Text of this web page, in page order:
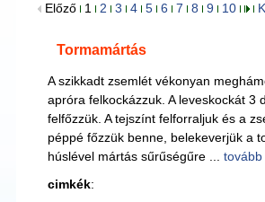
Előző
1 2 3 4 5 6 7 8 9 10
Tormamártás
A szikkadt zsemlét vékonyan
apróra felkockázzuk. A leveskockát 3
felfőzzük. A tejszínt felforraljuk és a
péppé főzzük benne, belekeverjük a
húslével mártás sűrűségűre ... tovább
cimkék: